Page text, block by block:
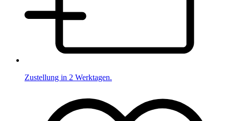
Zustellung in 2 Werktagen.